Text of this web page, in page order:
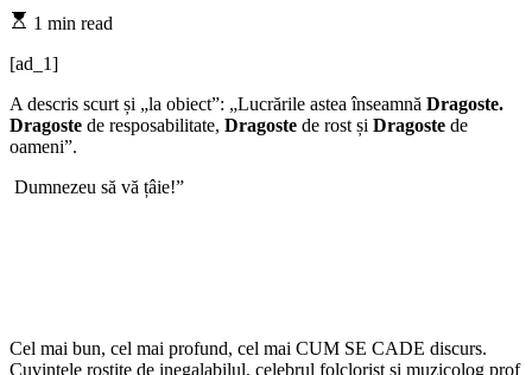
Estimated
time
1 min read
[ad_1]
A descris scurt și „la obiect”: „Lucrările astea înseamnă Dragoste.
Dragoste de resposabilitate, Dragoste de rost și Dragoste de
oameni”.
Dumnezeu să vă țâie!”
Cel mai bun, cel mai profund, cel mai CUM SE CADE discurs.
Cuvintele rostite de inegalabilul, celebrul folclorist și muzicolog prof